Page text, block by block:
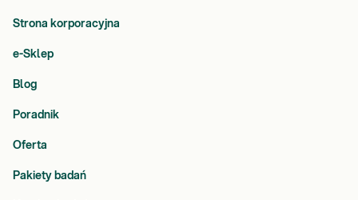
Strona korporacyjna
e-Sklep
Blog
Poradnik
Oferta
Pakiety badań